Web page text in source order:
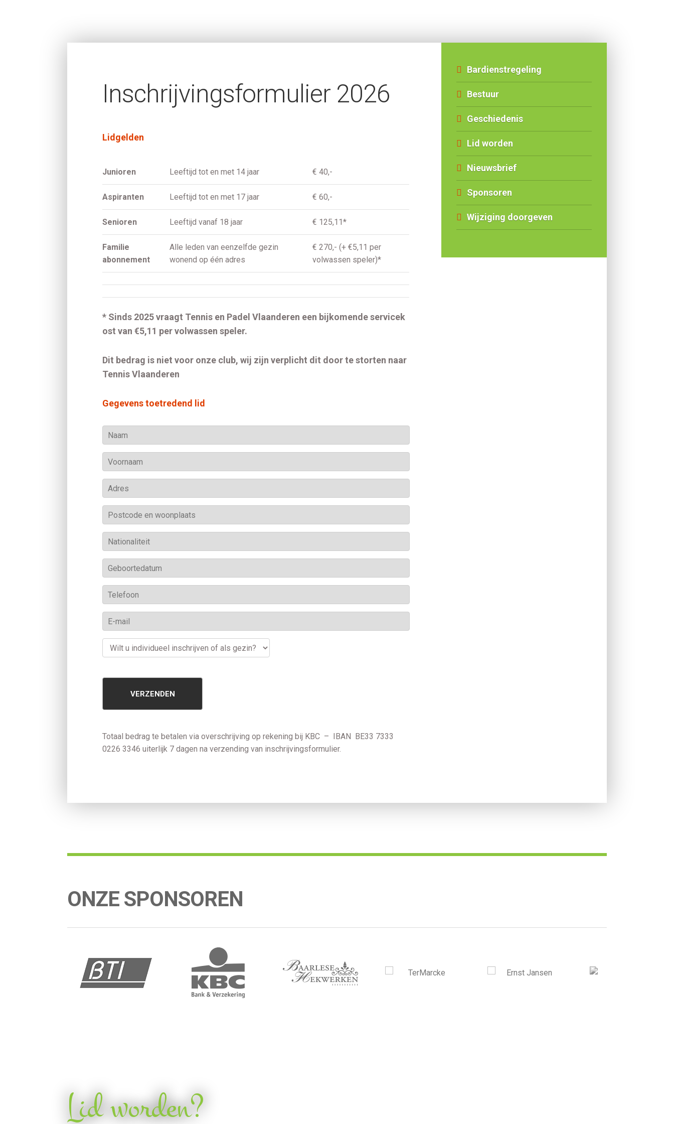
Inschrijvingsformulier 2026
Lidgelden
Junioren Leeftijd tot en met 14 jaar € 40,-
Aspiranten Leeftijd tot en met 17 jaar € 60,-
Senioren Leeftijd vanaf 18 jaar € 125,11*
Familie
abonnement
Alle leden van eenzelfde gezin
wonend op één adres
€ 270,- (+ €5,11 per
volwassen speler)*
* Sinds 2025 vraagt Tennis en Padel Vlaanderen een bijkomende servicek
ost van €5,11 per volwassen speler.
Dit bedrag is niet voor onze club, wij zijn verplicht dit door testorten naar
Tennis Vlaanderen
Gegevens toetredend lid
Totaal bedrag te betalen via overschrijving op rekening bij KBC – IBAN BE33 7333
0226 3346 uiterlijk 7 dagen na verzending van inschrijvingsformulier.
Bardienstregeling
Bestuur
Geschiedenis
Lid worden
Nieuwsbrief
Sponsoren
Wijziging doorgeven
ONZE SPONSOREN
Lid worden?